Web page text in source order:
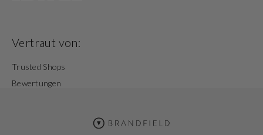
Vertraut von:
Trusted Shops
Bewertungen